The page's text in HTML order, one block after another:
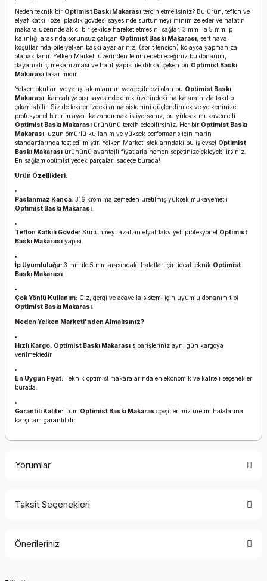
Neden teknik bir Optimist Baskı Makarası tercih etmelisiniz? Bu ürün, teflon ve
elyaf katkılı özel plastik gövdesi sayesinde sürtünmeyi minimize eder ve halatın
makara üzerinde akıcı bir şekilde hareket etmesini sağlar. 3 mm ila 5 mm ip
kalınlığı arasında sorunsuz çalışan Optimist Baskı Makarası , sert hava
koşullarında bile yelken baskı ayarlarınızı (sprit tension) kolayca yapmanıza
olanak tanır. Yelken Marketi üzerinden temin edebileceğiniz bu donanım,
dayanıklı iç mekanizması ve hafif yapısı ile dikkat çeken bir Optimist Baskı
Makarası tasarımıdır.
Yelken okulları ve yarış takımlarının vazgeçilmezi olan bu Optimist Baskı
Makarası , kancalı yapısı sayesinde direk üzerindeki halkalara hızla takılıp
çıkarılabilir. Siz de teknenizdeki arma sistemini güçlendirmek ve yelkeninize
profesyonel bir trim ayarı kazandırmak istiyorsanız, bu yüksek mukavemetli
Optimist Baskı Makarası ürününü tercih edebilirsiniz. Her bir Optimist Baskı
Makarası , uzun ömürlü kullanım ve yüksek performans için marin
standartlarında test edilmiştir. Yelken Marketi stoklarındaki bu işlevsel Optimist
Baskı Makarası ürününü avantajlı fiyatlarla hemen sepetinize ekleyebilirsiniz.
En sağlam optimist yedek parçaları sadece burada!
Ürün Özellikleri:
Paslanmaz Kanca: 316 krom malzemeden üretilmiş yüksek mukavemetli
Optimist Baskı Makarası
Teflon Katkılı Gövde: Sürtünmeyi azaltan elyaf takviyeli profesyonel Optimist
Baskı Makarası yapısı.
İp Uyumluluğu: 3 mm ile 5 mm arasındaki halatlar için ideal teknik Optimist
Baskı Makarası
Çok Yönlü Kullanım: Giz, gergi ve acavella sistemi için uyumlu donanım tipi
Optimist Baskı Makarası
Neden Yelken Marketi'nden Almalısınız?
Hızlı Kargo: Optimist Baskı Makarası siparişleriniz aynı gün kargoya
verilmektedir.
En Uygun Fiyat: Teknik optimist makaralarında en ekonomik ve kaliteli seçenekler
burada.
Garantili Kalite: Tüm Optimist Baskı Makarası çeşitlerimiz üretim hatalarına
karşı tam garantilidir.
Yorumlar
Taksit Seçenekleri
Önerileriniz